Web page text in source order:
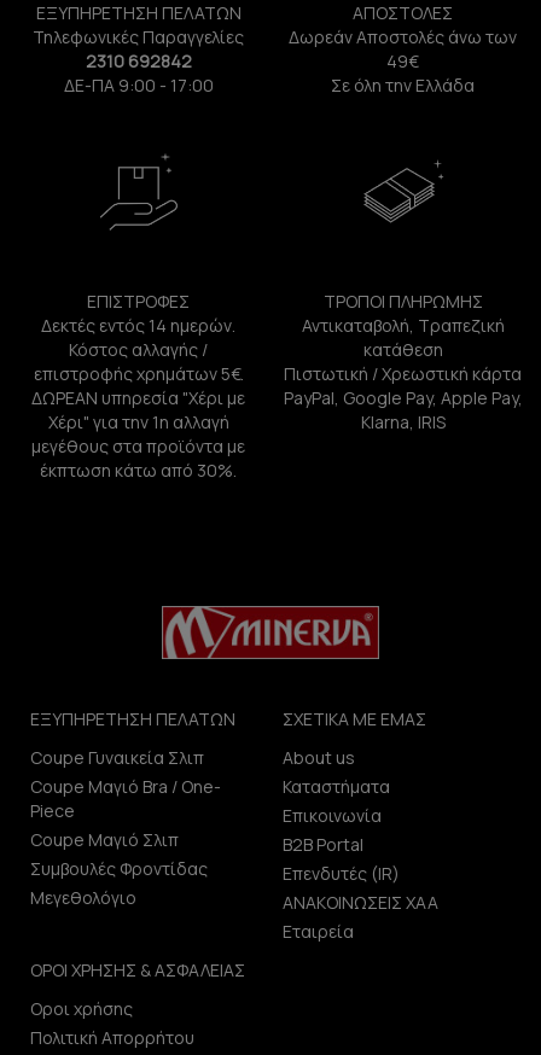
ΕΞΥΠΗΡΕΤΗΣΗ ΠΕΛΑΤΩΝ
Τηλεφωνικές Παραγγελίες
2310 692842
ΔΕ-ΠΑ 9:00 - 17:00
ΑΠΟΣΤΟΛΕΣ
Δωρεάν Αποστολές άνω των
49€
Σε όλη την Ελλάδα
ΕΠΙΣΤΡΟΦΕΣ
Δεκτές εντός 14 ημερών.
Κόστος αλλαγής /
επιστροφής χρημάτων 5€.
ΔΩΡΕΑΝ υπηρεσία "Χέρι με
Χέρι" για την 1η αλλαγή
μεγέθους στα προϊόντα με
έκπτωση κάτω από 30%.
ΤΡΟΠΟΙ ΠΛΗΡΩΜΗΣ
Αντικαταβολή, Τραπεζική
κατάθεση
Πιστωτική / Χρεωστική κάρτα
PayPal, Google Pay, Apple Pay,
Klarna, IRIS
ΕΞΥΠΗΡΕΤΗΣΗ ΠΕΛΑΤΩΝ
Coupe Γυναικεία Σλιπ
Coupe Μαγιό Bra / One-
Piece
Coupe Μαγιό Σλιπ
Συμβουλές Φροντίδας
Μεγεθολόγιο
ΣΧΕΤΙΚΑ ΜΕ ΕΜΑΣ
About us
Καταστήματα
Επικοινωνία
B2B Portal
Επενδυτές (IR)
ΑΝΑΚΟΙΝΩΣΕΙΣ ΧΑΑ
Εταιρεία
ΟΡΟΙ ΧΡΗΣΗΣ & ΑΣΦΑΛΕΙΑΣ
Οροι χρήσης
Πολιτική Απορρήτου